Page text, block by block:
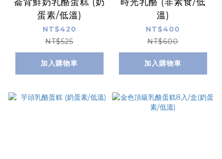
蛋素/低溫)
NT$420
NT$525
加入購物車
溫)
NT$400
NT$600
加入購物車